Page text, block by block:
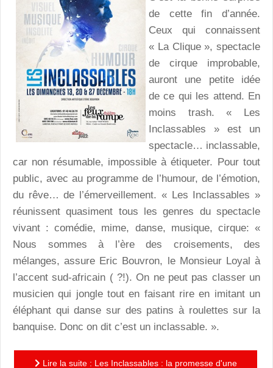
de cette fin d’année.
Ceux qui connaissent
« La Clique », spectacle
de cirque improbable,
auront une petite idée
de ce qui les attend. En
moins trash. « Les
Inclassables » est un
spectacle… inclassable,
car non résumable, impossible à étiqueter. Pour tout
public, avec au programme de l’humour, de l’émotion,
du rêve… de l’émerveillement. « Les Inclassables »
réunissent quasiment tous les genres du spectacle
vivant : comédie, mime, danse, musique, cirque: «
Nous sommes à l’ère des croisements, des
mélanges, assure Eric Bouvron, le Monsieur Loyal à
l’accent sud-africain ( ?!). On ne peut pas classer un
musicien qui jongle tout en faisant rire en imitant un
éléphant qui danse sur des patins à roulettes sur la
banquise. Donc on dit c’est un inclassable. ».
Lire la suite : Les Inclassables : la promesse d'une